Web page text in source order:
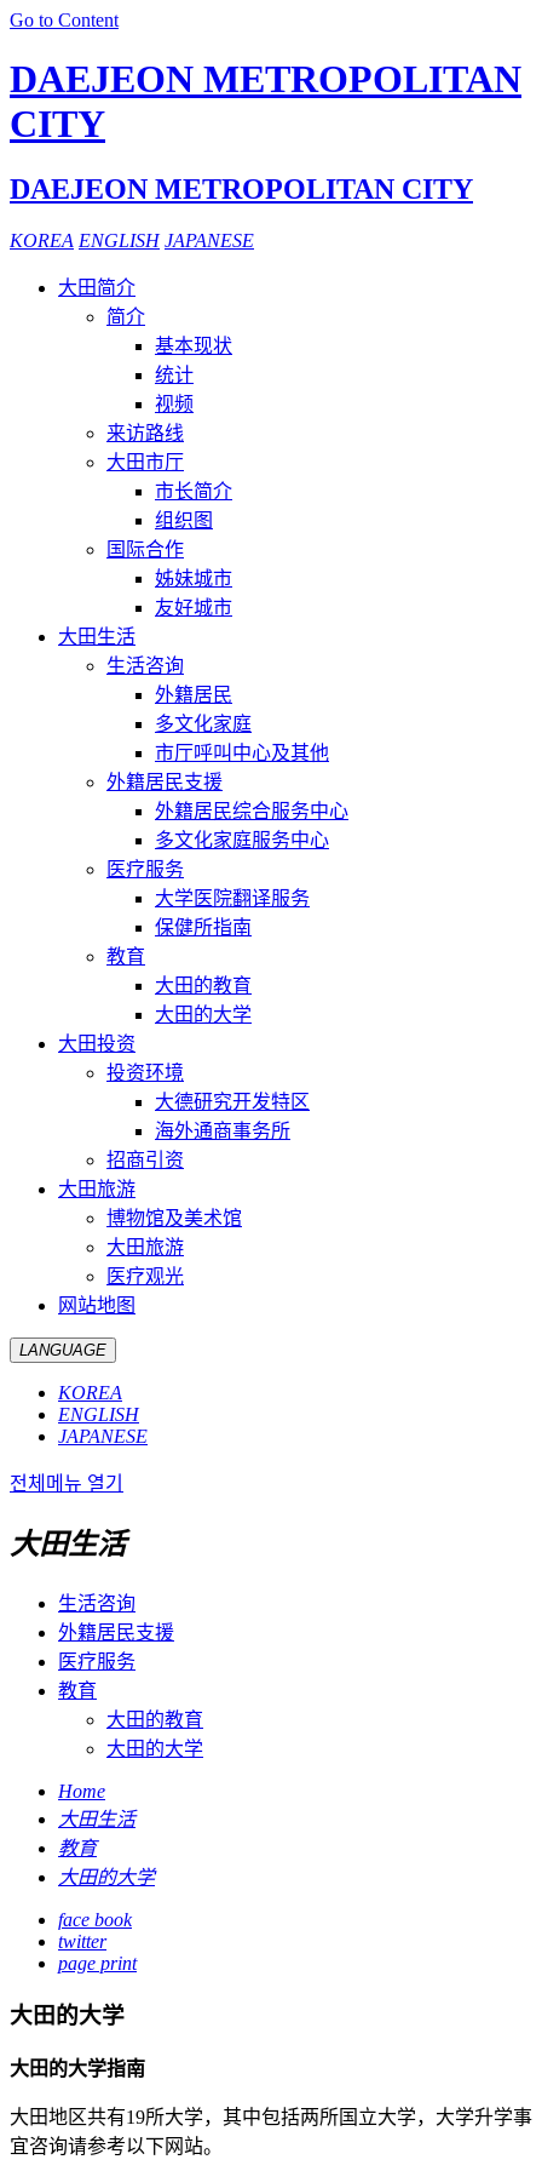
Go to Content
DAEJEON METROPOLITAN
CITY
DAEJEON METROPOLITAN CITY
KOREA ENGLISH JAPANESE
大田简介
简介
基本现状
统计
视频
来访路线
大田市厅
市长简介
组织图
国际合作
姊妹城市
友好城市
大田生活
生活咨询
外籍居民
多文化家庭
市厅呼叫中心及其他
外籍居民支援
外籍居民综合服务中心
多文化家庭服务中心
医疗服务
大学医院翻译服务
保健所指南
教育
大田的教育
大田的大学
大田投资
投资环境
大德研究开发特区
海外通商事务所
招商引资
大田旅游
博物馆及美术馆
大田旅游
医疗观光
网站地图
LANGUAGE
KOREA
ENGLISH
JAPANESE
전체메뉴 열기
大田生活
生活咨询
外籍居民支援
医疗服务
教育
大田的教育
大田的大学
Home
大田生活
教育
大田的大学
face book
twitter
page print
大田的大学
大田的大学指南
大田地区共有19所大学，其中包括两所国立大学，大学升学事
宜咨询请参考以下网站。